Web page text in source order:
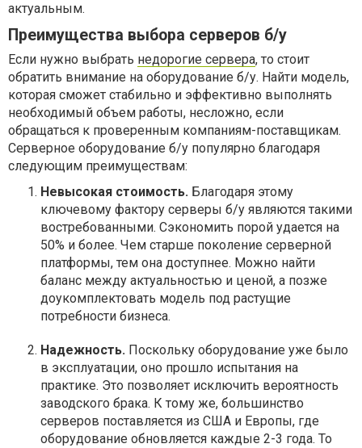
актуальным.
Преимущества выбора серверов б/у
Если нужно выбрать недорогие сервера, то стоит
обратить внимание на оборудование б/у. Найти модель,
которая сможет стабильно и эффективно выполнять
необходимый объем работы, несложно, если
обращаться к проверенным компаниям-поставщикам.
Серверное оборудование б/у популярно благодаря
следующим преимуществам:
Невысокая стоимость. Благодаря этому
ключевому фактору серверы б/у являются такими
востребованными. Сэкономить порой удается на
50% и более. Чем старше поколение серверной
платформы, тем она доступнее. Можно найти
баланс между актуальностью и ценой, а позже
доукомплектовать модель под растущие
потребности бизнеса.
Надежность. Поскольку оборудование уже было
в эксплуатации, оно прошло испытания на
практике. Это позволяет исключить вероятность
заводского брака. К тому же, большинство
серверов поставляется из США и Европы, где
оборудование обновляется каждые 2-3 года. То